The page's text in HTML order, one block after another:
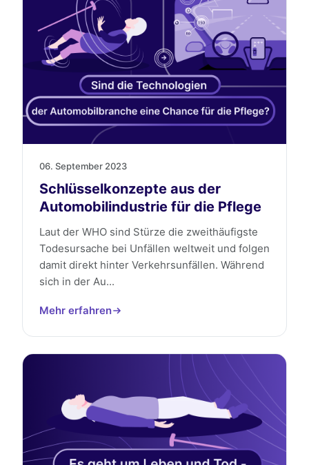
06. September 2023
Schlüsselkonzepte aus der
Automobilindustrie für die Pflege
Laut der WHO sind Stürze die zweithäufigste
Todesursache bei Unfällen weltweit und folgen
damit direkt hinter Verkehrsunfällen. Während
sich in der Au...
Mehr erfahren